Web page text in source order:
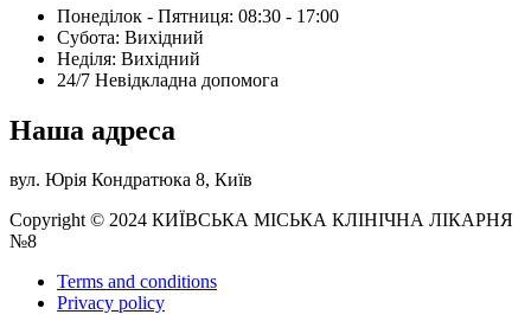
Понеділок - Пятниця: 08:30 - 17:00
Субота: Вихідний
Нeділя: Вихідний
24/7 Невідкладна допомога
Наша адреса
вул. Юрія Кондратюка 8, Київ
Copyright © 2024 КИЇВСЬКА МІСЬКА КЛІНІЧНА ЛІКАРНЯ
№8
Terms and conditions
Privacy policy